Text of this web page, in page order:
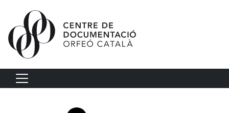
Vés al contingut
Navegació principal